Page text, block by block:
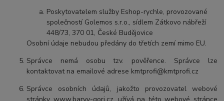
Poskytovatelem služby Eshop-rychle, provozované
společností Golemos s.r.o., sídlem Zátkovo nábřeží
448/73, 370 01, České Budějovice
Osobní údaje nebudou předány do třetích zemí mimo EU.
Správce nemá osobu tzv. pověřence. Správce lze
kontaktovat na emailové adrese kmtprofi@kmtprofi.cz
Správce osobních údajů, jakožto provozovatel webové